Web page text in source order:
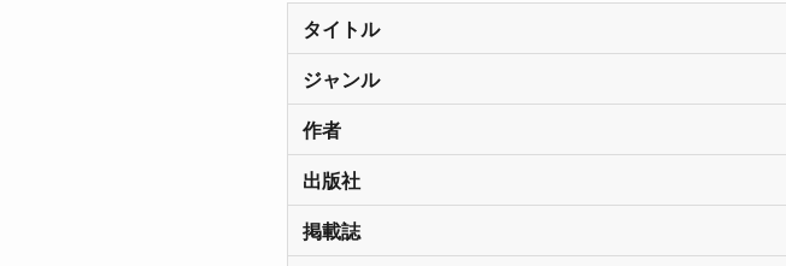
タイトル
ジャンル
作者
出版社
掲載誌